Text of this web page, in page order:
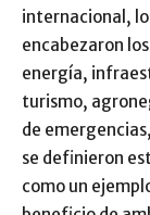
internacional,
encabezaron
energía,
turismo,
de
se definieron
como un